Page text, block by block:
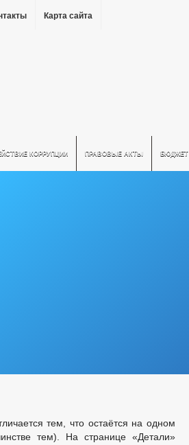
Карта сайта
КОРРУПЦИИ ПРАВОВЫЕ АКТЫ БЮДЖЕТ
тем, что остаётся на одном
тем). На странице «Детали»